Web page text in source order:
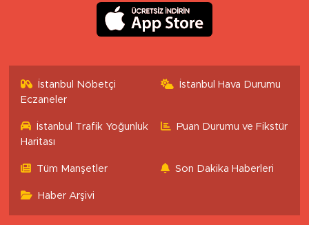
İstanbul Nöbetçi
Eczaneler
İstanbul Hava Durumu
İstanbul Trafik Yoğunluk
Haritası
Puan Durumu ve Fikstür
Tüm Manşetler Son Dakika Haberleri
Haber Arşivi